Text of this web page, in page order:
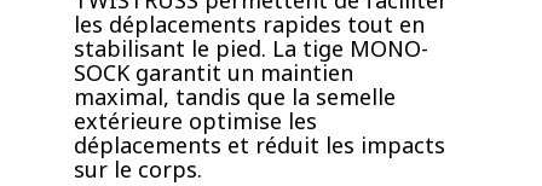
les déplacements rapides tout en
stabilisant le pied. La tige MONO-
SOCK garantit un maintien
maximal, tandis que la semelle
extérieure optimise les
déplacements et réduit les impacts
sur le corps.